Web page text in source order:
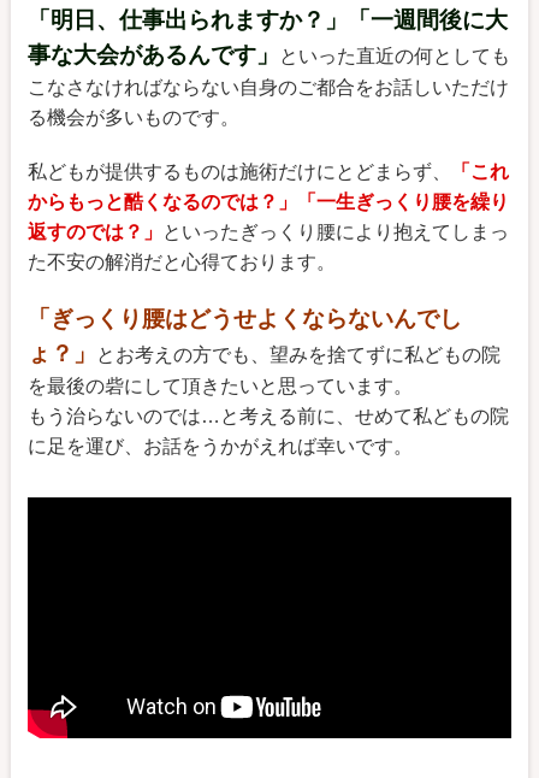
「明日、仕事出られますか？」「一週間後に大
事な大会があるんです」
といった直近の何としても
こなさなければならない自身のご都合をお話しいただけ
る機会が多いものです。
私どもが提供するものは施術だけにとどまらず、
「これ
からもっと酷くなるのでは？」「一生ぎっくり腰を繰り
返すのでは？」 といったぎっくり腰により抱えてしまっ
た不安の解消だと心得ております。
「ぎっくり腰はどうせよくならないんでし
ょ？」
とお考えの方でも、望みを捨てずに私どもの院
を最後の砦にして頂きたいと思っています。
もう治らないのでは…と考える前に、せめて私どもの院
に足を運び、お話をうかがえれば幸いです。